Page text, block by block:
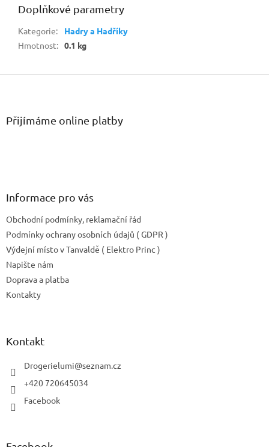
Doplňkové parametry
Kategorie:
Hadry a Hadříky
Hmotnost: 0.1 kg
Z
Přijímáme online platby
Informace pro vás
Obchodní podmínky, reklamační řád
Podmínky ochrany osobních údajů ( GDPR )
Výdejní místo v Tanvaldě ( Elektro Princ )
Napište nám
Doprava a platba
Kontakty
Kontakt
Drogerielumi@seznam.cz
+420 720645034
Facebook